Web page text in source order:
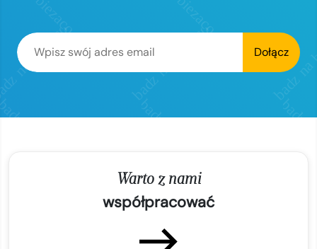
Dołącz
Warto z nami
współpracować